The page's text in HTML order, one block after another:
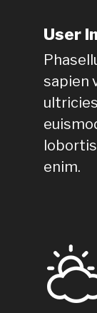
User
sapien
enim.